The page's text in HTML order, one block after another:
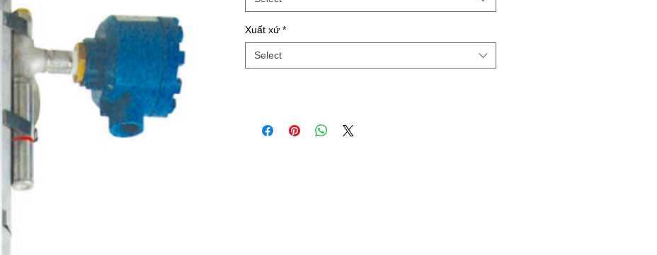
Xuất xứ *
Select